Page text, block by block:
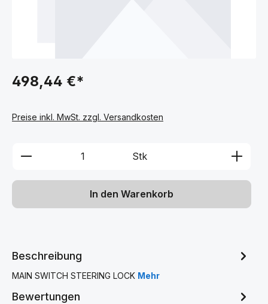
498,44 €*
Preise inkl. MwSt. zzgl. Versandkosten
Produkt Anzahl: Gib den
Stk
In den Warenkorb
Beschreibung
MAIN SWITCH STEERING LOCK Mehr
Bewertungen